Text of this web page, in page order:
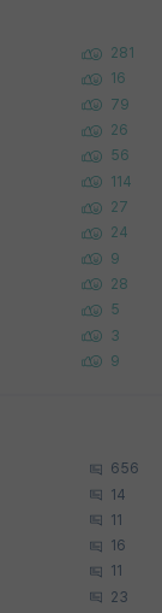
281
16
79
26
56
114
27
24
9
28
5
3
9
656
14
11
16
11
23